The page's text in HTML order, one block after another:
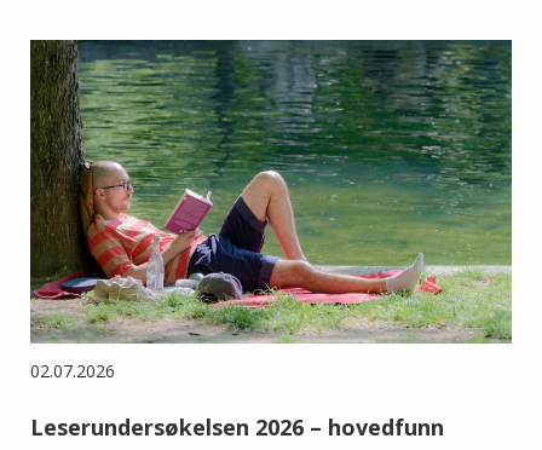
02.07.2026
Leserundersøkelsen 2026 – hovedfunn